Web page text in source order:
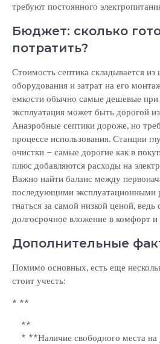
требуют постоянного
Бюджет: сколько
потратить?
Стоимость септика складывается из
оборудования и затрат на его
емкости обычно самые дешевые при
эксплуатация может быть дорогой
Анаэробные септики дороже, но
процессе использования. Станции
очистки – самые дорогие как в
плюс добавляются расходы на
Важно найти баланс между
последующими эксплуатационными
гнаться за самой низкой ценой, ведь
долгосрочное вложение в комфорт и
Дополнительные
Помимо основных, есть еще
стоит учесть:
* **
**
* **Наличие свободного места